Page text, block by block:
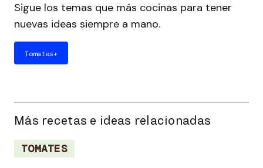
Sigue los temas que más cocinas para tener
nuevas ideas siempre a mano.
Tomates+
Más recetas e ideas relacionadas
TOMATES